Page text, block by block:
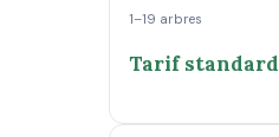
1–19 arbres
Tarif standard